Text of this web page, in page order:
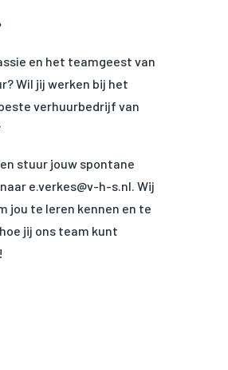
en het teamgeest van
Wil jij werken bij het
verhuurbedrijf van
stuur jouw spontane
e.verkes@v-h-s.nl. Wij
jou te leren kennen en te
jij ons team kunt